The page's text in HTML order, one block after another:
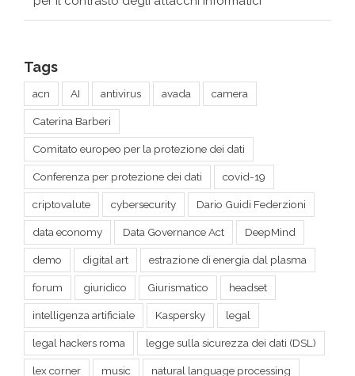
Tags
Caterina Barberi
Comitato europeo per la protezione dei dati
Conferenza per protezione dei dati
criptovalute cybersecurity Dario Guidi Federzioni
data economy Data Governance Act DeepMind
demo digital art estrazione di energia dal plasma
forum giuridico Giurismatico headset
intelligenza artificiale Kaspersky legal
legal hackers roma legge sulla sicurezza dei dati (DSL)
lex corner music natural language processing
PNRR presidente della Commissione UE
Privacy Shield